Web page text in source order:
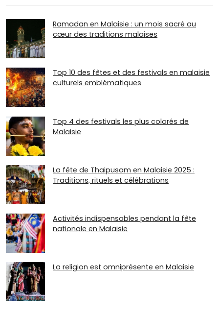
Ramadan en Malaisie : un mois sacré au
cœur des traditions malaises
Top 10 des fêtes et des festivals en malaisie
culturels emblématiques
Top 4 des festivals les plus colorés de
Malaisie
La fête de Thaipusam en Malaisie 2025 :
Traditions, rituels et célébrations
Activités indispensables pendant la fête
nationale en Malaisie
La religion est omniprésente en Malaisie